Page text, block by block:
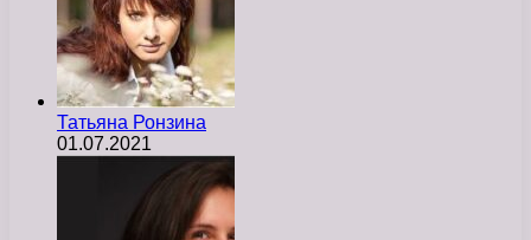
Татьяна Ронзина
01.07.2021